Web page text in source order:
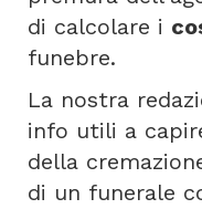
di calcolare i
funebre.
La nostra
info utili a
della
di un funerale